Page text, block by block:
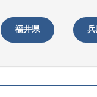
福井県